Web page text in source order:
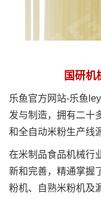
国研机
乐鱼官方网站-乐鱼
发与制造，拥有二十
和全自动米粉生产线
在米制品食品机械行
新和完善，精通掌握
粉机、自熟米粉机及